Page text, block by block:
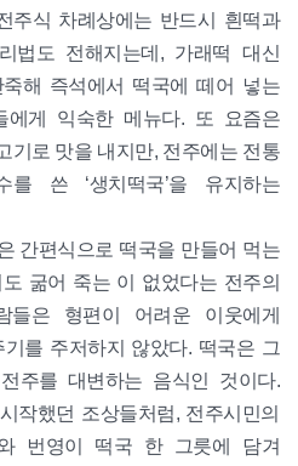
주식 차례상에는 반드시 흰떡과
법도 전해지는데, 가래떡 대신
해 즉석에서 떡국에 떼어 넣는
에게 익숙한 메뉴다. 또 요즘은
기로 맛을 내지만, 전주에는 전통
쓴 ‘생치떡국’을 유지하는
간편식으로 떡국을 만들어 먹는
굶어 죽는 이 없었다는 전주의
들은 형편이 어려운 이웃에게
를 주저하지 않았다. 떡국은 그
주를 대변하는 음식인 것이다.
작했던 조상들처럼, 전주시민의
번영이 떡국 한 그릇에 담겨